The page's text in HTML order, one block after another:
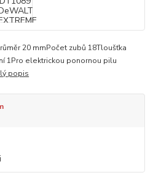
20 mmPočet zubů 18Tloušťka
1Pro elektrickou ponornou pilu
popis